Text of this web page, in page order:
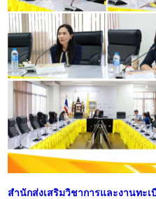
สำนักส่งเสริมวิชาการและงานทะเ